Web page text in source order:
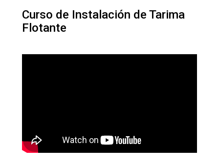
Curso de Instalación de Tarima
Flotante